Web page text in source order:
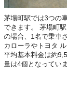
茅場町駅では3つの
できます。 茅場町
の場合、1名で乗車
カローラやトヨタ
平均基本料金は約
量は4個となっていま